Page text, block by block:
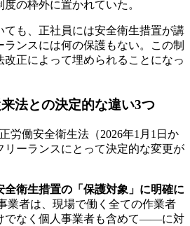
の枠外に置かれていた。
ても、正社員には安全衛生措置が講
ランスには何の保護もない。この制
改正によって埋められることになっ
法との決定的な違い3つ
労働安全衛生法（2026年1月1日か
リーランスにとって決定的な変更が
衛生措置の「保護対象」に明確に
業者は、現場で働く全ての作業者
なく個人事業者も含めて――に対